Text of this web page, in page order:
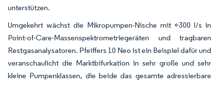
unterstützen.
Umgekehrt wächst die Mikropumpen-Nische mit <300 l/s in
Point-of-Care-Massenspektrometriegeräten und tragbaren
Restgasanalysatoren. Pfeiffers 10 Neo ist ein Beispiel dafür und
veranschaulicht die Marktbifurkation in sehr große und sehr
kleine Pumpenklassen, die beide das gesamte adressierbare